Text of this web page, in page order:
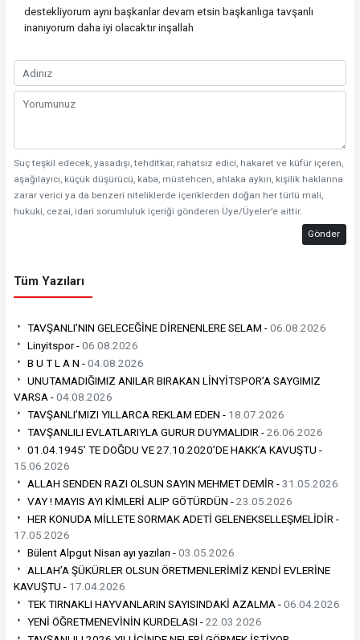
destekliyorum aynı başkanlar devam etsin başkanlıga tavşanlı
inanıyorum daha iyi olacaktır inşallah
Suç teşkil edecek, yasadışı, tehditkar, rahatsız edici, hakaret ve küfür içeren,
aşağılayıcı, küçük düşürücü, kaba, müstehcen, ahlaka aykırı, kişilik haklarına
zarar verici ya da benzeri niteliklerde içeriklerden doğan her türlü mali,
hukuki, cezai, idari sorumluluk içeriği gönderen Üye/Üyeler’e aittir.
Gönder
Tüm Yazıları
TAVŞANLI’NIN GELECEĞİNE DİRENENLERE SELAM -06.08.2026
Linyitspor -06.08.2026
B U T L A N -04.08.2026
UNUTAMADIĞIMIZ ANILAR BIRAKAN LİNYİTSPOR’A SAYGIMIZ
VARSA -04.08.2026
TAVŞANLI’MIZI YILLARCA REKLAM EDEN - 18.07.2026
TAVŞANLILI EVLATLARIYLA GURUR DUYMALIDIR -26.06.2026
01.04.1945’ TE DOĞDU VE 27.10.2020’DE HAKK’A KAVUŞTU -
15.06.2026
ALLAH SENDEN RAZI OLSUN SAYIN MEHMET DEMİR -31.05.2026
VAY ! MAYIS AYI KİMLERİ ALIP GÖTÜRDÜN -23.05.2026
HER KONUDA MİLLETE SORMAK ADETİ GELENEKSELLEŞMELİDİR -
17.05.2026
Bülent Alpgut Nisan ayı yazıları -03.05.2026
ALLAH’A ŞÜKÜRLER OLSUN ÖRETMENLERİMİZ KENDİ EVLERİNE
KAVUŞTU - 17.04.2026
TEK TIRNAKLI HAYVANLARIN SAYISINDAKİ AZALMA -06.04.2026
YENİ ÖĞRETMENEVİNİN KURDELASI -22.03.2026